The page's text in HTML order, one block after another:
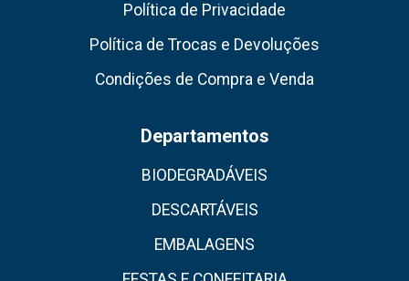
Política de Privacidade
Política de Trocas e Devoluções
Condições de Compra e Venda
Departamentos
BIODEGRADÁVEIS
DESCARTÁVEIS
EMBALAGENS